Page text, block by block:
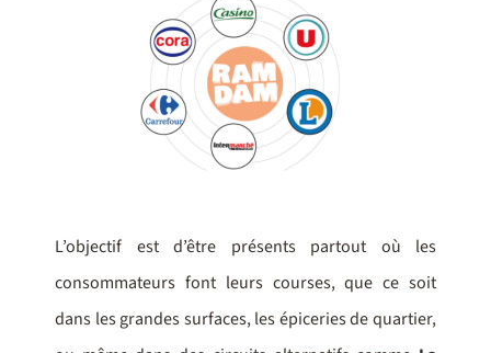
L’objectif est d’être présents partout où les
consommateurs font leurs courses, que ce soit
dans les grandes surfaces, les épiceries de quartier,